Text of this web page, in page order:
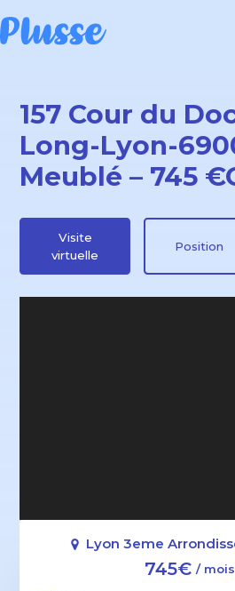
157 Cour du
Long-Lyon-
Meublé – 745
Visite
virtuelle
Position
Lyon 3eme
745€ /